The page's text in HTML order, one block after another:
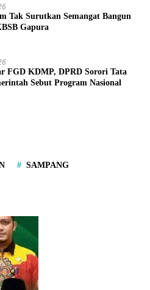
Tak Surutkan Semangat Bangun
Gapura
FGD KDMP, DPRD Sorori Tata
Sebut Program Nasional
SAMPANG